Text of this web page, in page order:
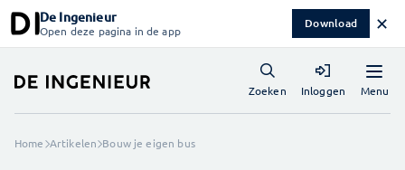
De Ingenieur
Open deze pagina in de app Download ✕
Menu
Zoeken Inloggen
Home Artikelen Bouw je eigen bus